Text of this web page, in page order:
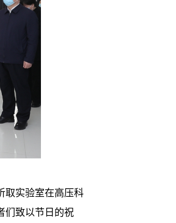
取实验室在高压科
们致以节日的祝